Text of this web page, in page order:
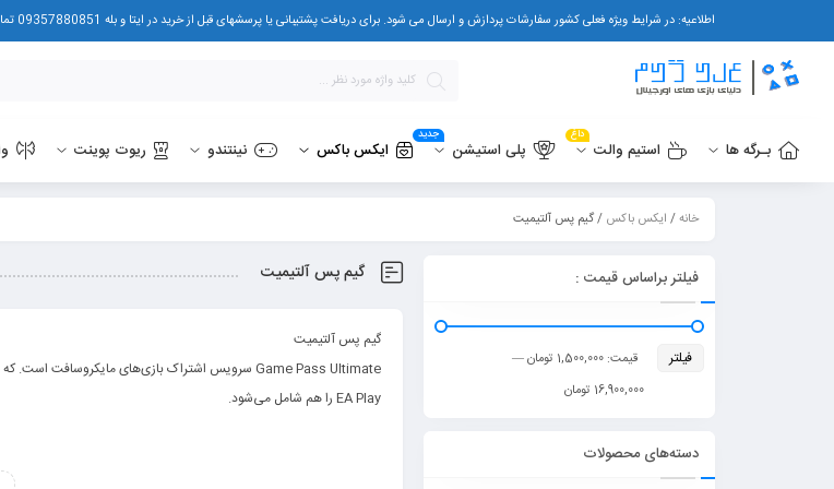
اطلاعیه: در شرایط ویژه فعلی کشور سفارشات پردازش و ارسال می شود. برای دریافت پشتیبانی یا پرسشهای قبل از خرید در ایتا و بله 09357880851 تماس بگیرید. همچنین به پیامک هم پاسخ می دهیم.
بـرگه ها استیم والت
داغ
پلی استیشن
جدید
ایکس باکس نینتندو ریوت پوینت
خانه/ ایکس باکس / گیم پس آلتیمیت
گیم پس آلتیمیت
گیم پس آلتیمیت
EA Play را هم شامل می‌شود.
فیلتر براساس قیمت :
فیلتر قیمت: 1,500,000 تومان
—
16,900,000 تومان
دسته‌های محصولات